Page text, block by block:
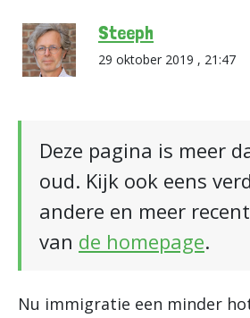
Steeph
29 oktober 2019 , 21:47
Deze pagina is meer
oud. Kijk ook eens
andere en meer
van de homepage.
Nu immigratie een minder